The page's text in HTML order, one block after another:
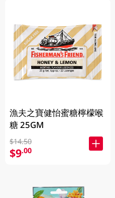
漁夫之寶健怡蜜糖檸檬喉
糖 25GM
$14.50
$9.00